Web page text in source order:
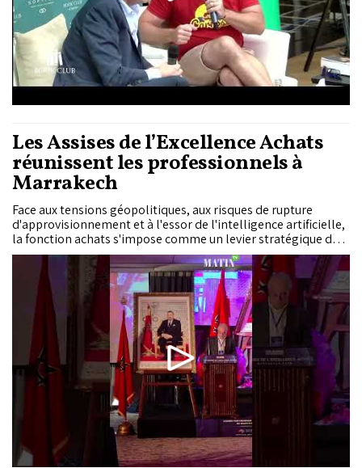
Les Assises de l’Excellence Achats
réunissent les professionnels à
Marrakech
Face aux tensions géopolitiques, aux risques de rupture
d'approvisionnement et à l'essor de l'intelligence artificielle,
la fonction achats s'impose comme un levier stratégique de
souveraineté économique, de compétitivité et de résilience.
Réunis à Marrakech lors des Assises de l'Excellence Achats,
les professionnels du secteur ont plaidé pour des chaînes
d'approvisionnement plus sûres, des fournisseurs locaux plus
solides et une intégration accrue de la data, de l'IA et des
critères ESG dans les décisions d'achat.